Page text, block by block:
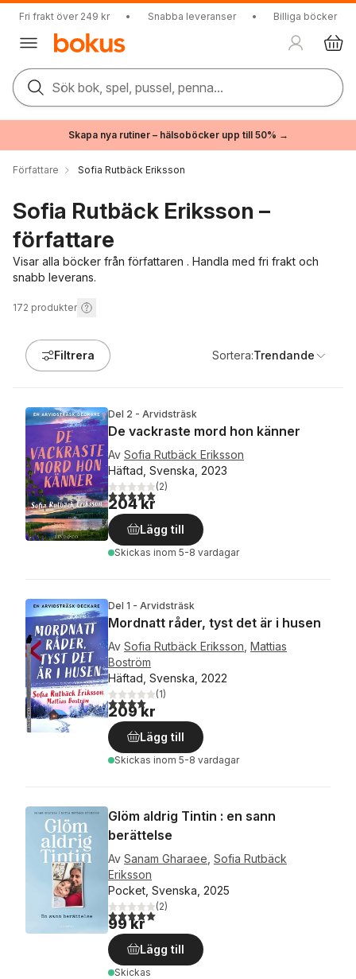
Fri frakt över 249 kr • Snabba leveranser • Billiga böcker
Sök bok, spel, pussel, penna...
Skapa nya rutiner – hälsoböcker upp till 50% →
Författare Sofia Rutbäck Eriksson
Sofia Rutbäck Eriksson –
författare
Visar alla böcker från författaren . Handla med fri frakt och
snabb leverans.
172 produkter
Filtrera Sortera:Trendande
Del 2 - Arvidsträsk
De vackraste mord hon känner
Av Sofia Rutbäck Eriksson
Häftad, Svenska, 2023
5,0utav 5 stjärnor. Totalt antal röster:
(2)
204 kr
Lägg till
Skickas inom 5-8 vardagar
Del 1 - Arvidsträsk
Mordnatt råder, tyst det är i husen
Av Sofia Rutbäck Eriksson Mattias
Boström
Häftad, Svenska, 2022
4,0utav 5 stjärnor. Totalt antal röster:
(1)
209 kr
Lägg till
Skickas inom 5-8 vardagar
Glöm aldrig Tintin : en sann
berättelse
Av Sanam Gharaee Sofia Rutbäck
Eriksson
Pocket, Svenska, 2025
5,0utav 5 stjärnor. Totalt antal röster:
(2)
99 kr
Lägg till
Skickas